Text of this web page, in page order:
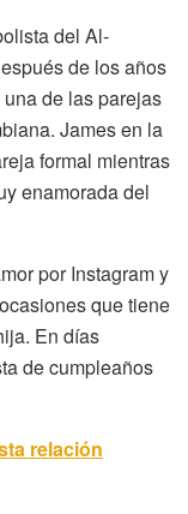
del Al-
de los años
de las parejas
James en la
formal mientras
enamorada del
por Instagram y
que tiene
En días
de cumpleaños
relación